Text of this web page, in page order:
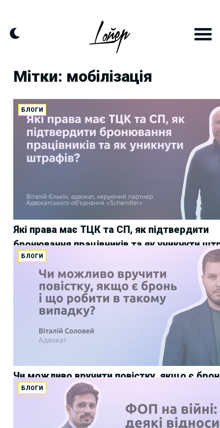
content
Мітки: мобілізація
БЛОГИ
Які права має ТЦК та СП, як підтвердити
бронювання працівників та як уникнути
БЛОГИ
Чи можливо вручити повістку, якщо є
робити в такому випадку?
БЛОГИ